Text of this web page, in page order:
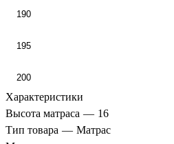
190
195
200
Характеристики
Высота матраса — 16
Тип товара — Матрас